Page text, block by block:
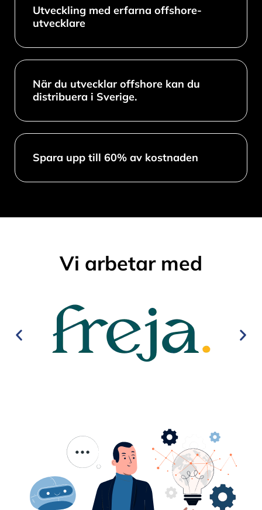
Utveckling med erfarna offshore-
utvecklare
När du utvecklar offshore kan du
distribuera i Sverige.
Spara upp till 60% av kostnaden
Vi arbetar med